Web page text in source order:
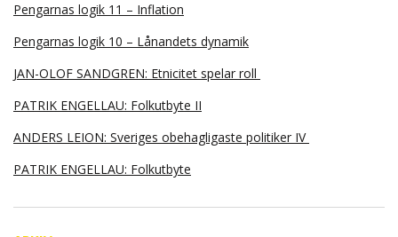
Pengarnas logik 11 – Inflation
Pengarnas logik 10 – Lånandets dynamik
JAN-OLOF SANDGREN: Etnicitet spelar roll
PATRIK ENGELLAU: Folkutbyte II
ANDERS LEION: Sveriges obehagligaste politiker IV
PATRIK ENGELLAU: Folkutbyte